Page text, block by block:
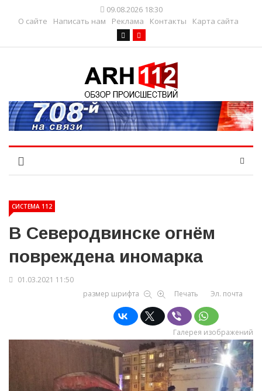
09.08.2026 18:30
О сайте
Написать нам Реклама Контакты Карта сайта
СИСТЕМА 112
В Северодвинске огнём
повреждена иномарка
01.03.2021 11:50
размер шрифта
Печать Эл. почта
Галерея изображений